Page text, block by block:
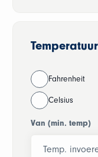
Temperatuur
Fahrenheit
Celsius
Van (min. temp)